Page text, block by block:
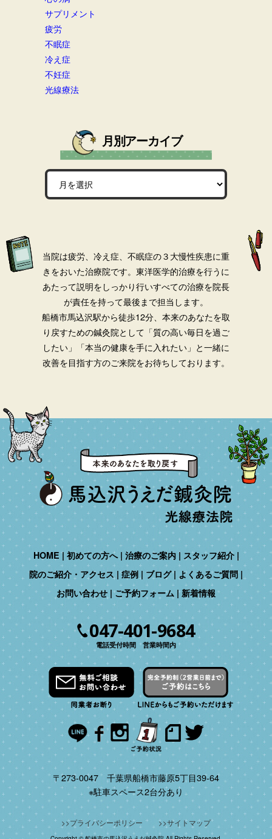
サプリメント
疲労
不眠症
冷え症
不妊症
光線療法
月別アーカイブ
当院は疲労、冷え症、不眠症の３大慢性疾患に重
きをおいた治療院です。 東洋医学的治療を行うに
あたって説明をしっかり行いすべての治療を院長
が責任を持って最後まで担当します。
船橋市馬込沢駅から徒歩12分、本来のあなたを取
り戻すための鍼灸院として「質の高い毎日を過ご
したい」「本当の健康を手に入れたい」と一緒に
改善を目指す方のご来院をお待ちしております。
HOME 初めての方へ 治療のご案内
スタッフ紹介
院のご紹介・アクセス
症例 ブログ
よくあるご質問
お問い合わせ ご予約フォーム 新着情報
047-401-9684
電話受付時間 営業時間内
〒273-0047 千葉県船橋市藤原5丁目39-64
※駐車スペース2台分あり
プライバシーポリシー サイトマップ